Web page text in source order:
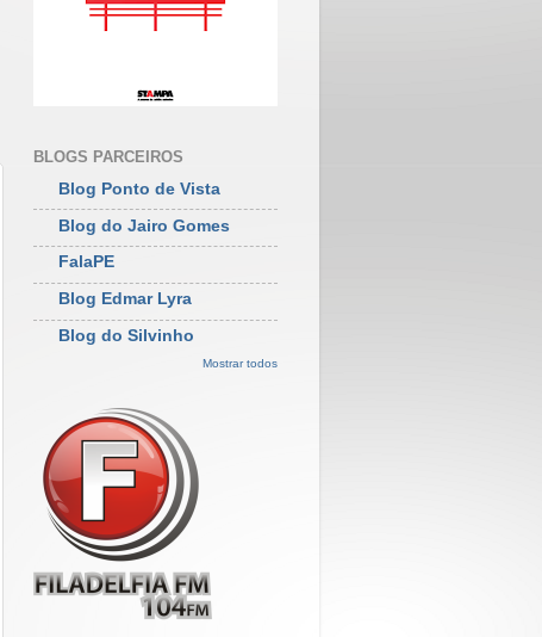
BLOGS PARCEIROS
Blog Ponto de Vista
Blog do Jairo Gomes
FalaPE
Blog Edmar Lyra
Blog do Silvinho
Mostrar todos